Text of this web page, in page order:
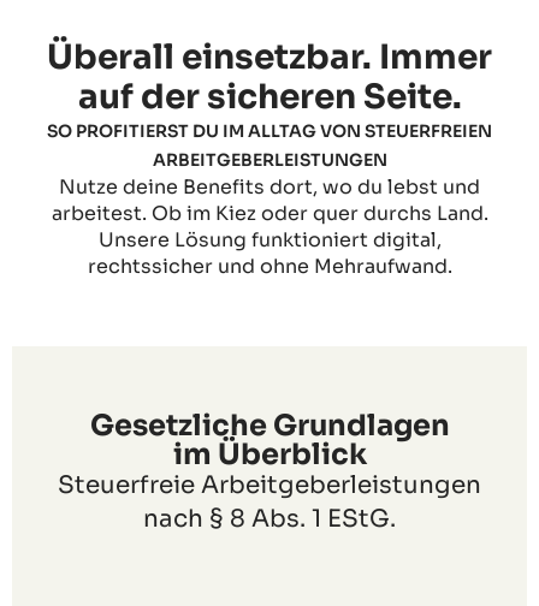
Überall einsetzbar. Immer
auf der sicheren Seite.
SO PROFITIERST DU IM ALLTAG VON STEUERFREIEN
ARBEITGEBERLEISTUNGEN
Nutze deine Benefits dort, wo du lebst und
arbeitest. Ob im Kiez oder quer durchs Land.
Unsere Lösung funktioniert digital,
rechtssicher und ohne Mehraufwand.
Gesetzliche Grundlagen
im Überblick
Steuerfreie Arbeitgeberleistungen
nach § 8 Abs. 1 EStG.